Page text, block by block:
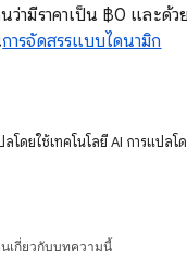
ว่ามีราคาเป็น ฿0 และด้
การจัดสรรแบบไดนามิก
โดยใช้เทคโนโลยี AI การแปลโ
เกี่ยวกับบทความนี้